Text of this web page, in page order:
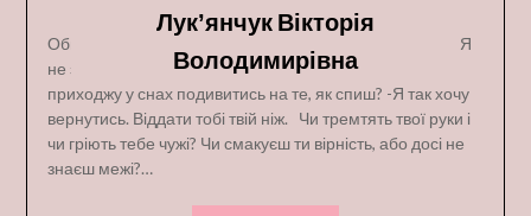
Лукʼянчук Вікторія
Володимирівна
Обміняю свій спогад про тебе на приторне біле вино. Я
не знаю яке твоє небо, чи стискає тебе воно. Чи
приходжу у снах подивитись на те, як спиш? -Я так хочу
вернутись. Віддати тобі твій ніж. Чи тремтять твої руки і
чи гріють тебе чужі? Чи смакуєш ти вірність, або досі не
знаєш межі?…